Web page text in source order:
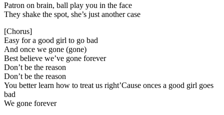
Patron on brain, ball play you in the face
They shake the spot, she’s just another case
[Chorus]
Easy for a good girl to go bad
And once we gone (gone)
Best believe we’ve gone forever
Don’t be the reason
Don’t be the reason
You better learn how to treat us right’Cause onces a good girl goes
bad
We gone forever